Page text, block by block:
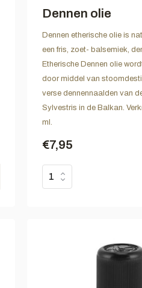
Dennen olie
Dennen etherische olie is
een fris, zoet- balsemiek,
Etherische Dennen olie
door middel van
verse dennennaalden van
Sylvestris in de Balkan.
ml.
€7,95